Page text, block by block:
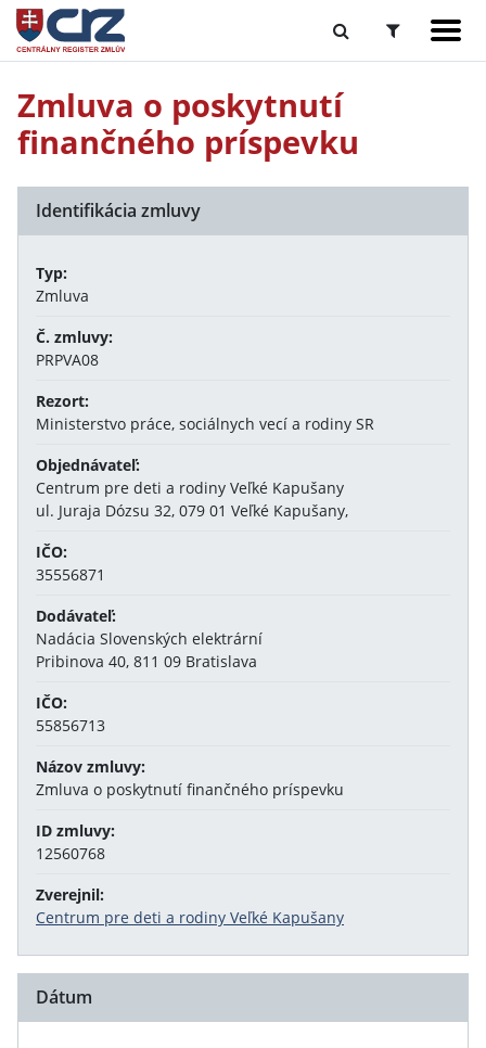
Zmluva o poskytnutí
finančného príspevku
Identifikácia zmluvy
Typ:
Zmluva
Č. zmluvy:
PRPVA08
Rezort:
Ministerstvo práce, sociálnych vecí a rodiny SR
Objednávateľ:
Centrum pre deti a rodiny Veľké Kapušany
ul. Juraja Dózsu 32, 079 01 Veľké Kapušany,
IČO:
35556871
Dodávateľ:
Nadácia Slovenských elektrární
Pribinova 40, 811 09 Bratislava
IČO:
55856713
Názov zmluvy:
Zmluva o poskytnutí finančného príspevku
ID zmluvy:
12560768
Zverejnil:
Centrum pre deti a rodiny Veľké Kapušany
Dátum